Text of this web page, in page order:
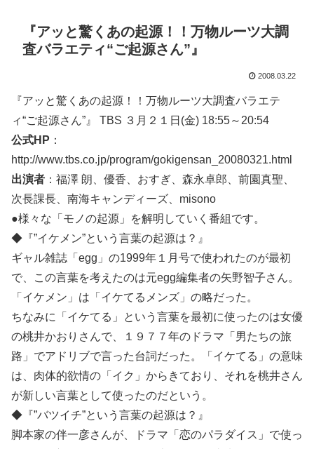
『アッと驚くあの起源！！万物ルーツ大調
査バラエティ“ご起源さん”』
2008.03.22
『アッと驚くあの起源！！万物ルーツ大調査バラエテ
ィ“ご起源さん”』 TBS ３月２１日(金) 18:55～20:54
公式HP ：
http://www.tbs.co.jp/program/gokigensan_20080321.html
出演者 ：福澤 朗、優香、おすぎ、森永卓郎、前園真聖、
次長課長、南海キャンディーズ、misono
●様々な「モノの起源」を解明していく番組です。
◆『”イケメン”という言葉の起源は？』
ギャル雑誌「egg」の1999年１月号で使われたのが最初
で、この言葉を考えたのは元egg編集者の矢野智子さん。
「イケメン」は「イケてるメンズ」の略だった。
ちなみに「イケてる」という言葉を最初に使ったのは女優
の桃井かおりさんで、１９７７年のドラマ「男たちの旅
路」でアドリブで言った台詞だった。「イケてる」の意味
は、肉体的欲情の「イク」からきており、それを桃井さん
が新しい言葉として使ったのだという。
◆『”バツイチ”という言葉の起源は？』
脚本家の伴一彦さんが、ドラマ「恋のパラダイス」で使っ